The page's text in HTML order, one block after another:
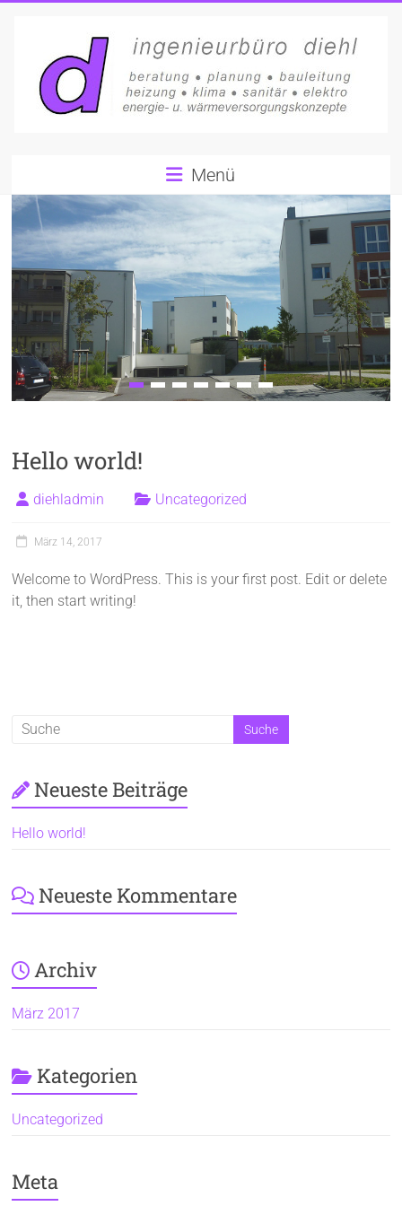
Diehl
–
Gernsheim
Menü
Hello world!
diehladmin Uncategorized
März 14, 2017
Welcome to WordPress. This is your first post. Edit or delete
it, then start writing!
Neueste Beiträge
Hello world!
Neueste Kommentare
Archiv
März 2017
Kategorien
Uncategorized
Meta